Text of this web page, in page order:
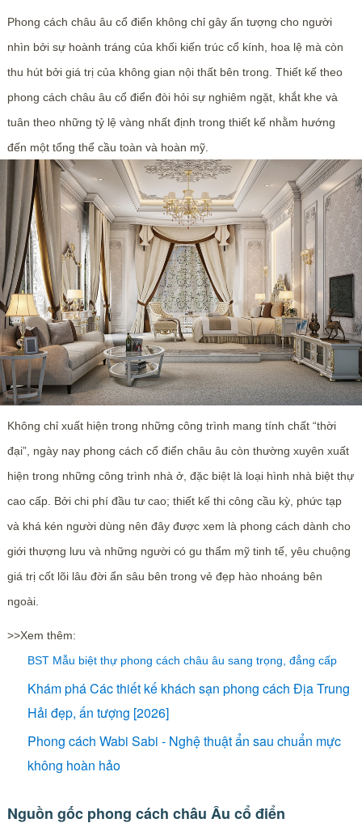
Phong cách châu âu cổ điển không chỉ gây ấn tượng cho người
nhìn bởi sự hoành tráng của khối kiến trúc cổ kính, hoa lệ mà còn
thu hút bởi giá trị của không gian nội thất bên trong. Thiết kế theo
phong cách châu âu cổ điển đòi hỏi sự nghiêm ngặt, khắt khe và
tuân theo những tỷ lệ vàng nhất định trong thiết kế nhằm hướng
đến một tổng thể cầu toàn và hoàn mỹ.
Không chỉ xuất hiện trong những công trình mang tính chất “thời
đại”, ngày nay phong cách cổ điển châu âu còn thường xuyên xuất
hiện trong những công trình nhà ở, đặc biệt là loại hình nhà biệt thự
cao cấp. Bởi chi phí đầu tư cao; thiết kế thi công cầu kỳ, phức tạp
và khá kén người dùng nên đây được xem là phong cách dành cho
giới thượng lưu và những người có gu thẩm mỹ tinh tế, yêu chuộng
giá trị cốt lõi lâu đời ẩn sâu bên trong vẻ đẹp hào nhoáng bên
ngoài.
>>Xem thêm:
BST Mẫu biệt thự phong cách châu âu sang trọng, đẳng cấp
Khám phá Các thiết kế khách sạn phong cách Địa Trung
Hải đẹp, ấn tượng [2026]
Phong cách Wabi Sabi - Nghệ thuật ẩn sau chuẩn mực
không hoàn hảo
Nguồn gốc phong cách châu Âu cổ điển